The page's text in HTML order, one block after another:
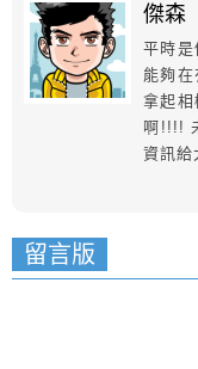
傑森
平時是
能夠
拿起
啊!!!!
資訊給
留言版